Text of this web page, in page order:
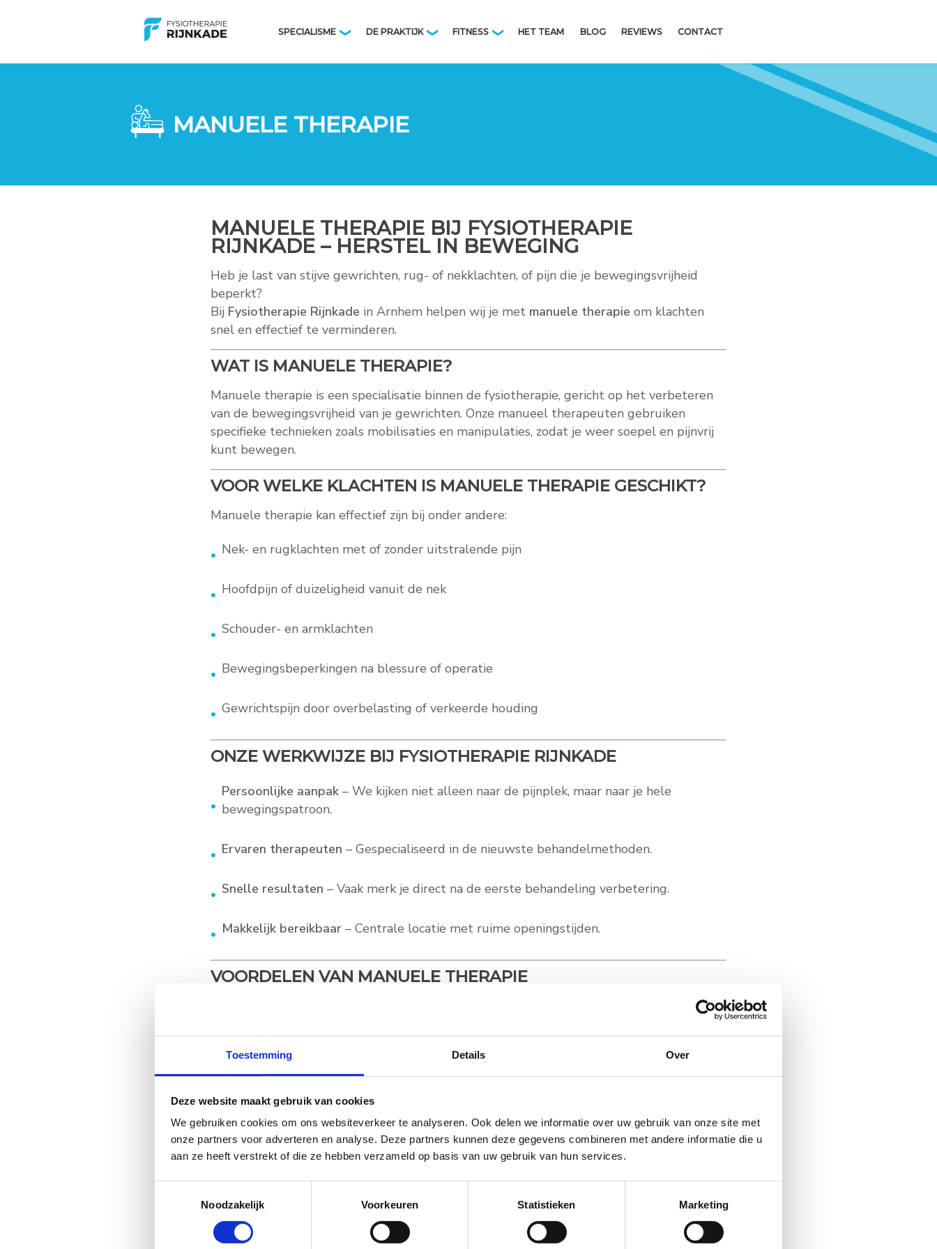
Toestemming Details Over
Deze website maakt gebruik van cookies
We gebruiken cookies om ons websiteverkeer te analyseren. Ook delen we informatie over uw gebruik van onze site met
onze partners voor adverteren en analyse. Deze partners kunnen deze gegevens combineren met andere informatie die u
aan ze heeft verstrekt of die ze hebben verzameld op basis van uw gebruik van hun services.
Noodzakelijk
Voorkeuren Statistieken Marketing
SPECIALISME ❯ DE PRAKTIJK ❯ FITNESS ❯ HET TEAM BLOG REVIEWS CONTACT
MANUELE THERAPIE
MANUELE THERAPIE BIJ FYSIOTHERAPIE
RIJNKADE – HERSTEL IN BEWEGING
Heb je last van stijve gewrichten, rug- of nekklachten, of pijn die je bewegingsvrijheid
beperkt?
Bij Fysiotherapie Rijnkade in Arnhem helpen wij je met manuele therapie om klachten
snel en effectief te verminderen.
WAT IS MANUELE THERAPIE?
Manuele therapie is een specialisatie binnen de fysiotherapie, gericht op het verbeteren
van de bewegingsvrijheid van je gewrichten. Onze manueel therapeuten gebruiken
specifieke technieken zoals mobilisaties en manipulaties, zodat je weer soepel en pijnvrij
kunt bewegen.
VOOR WELKE KLACHTEN IS MANUELE THERAPIE GESCHIKT?
Manuele therapie kan effectief zijn bij onder andere:
Nek- en rugklachten met of zonder uitstralende pijn
Hoofdpijn of duizeligheid vanuit de nek
Schouder- en armklachten
Bewegingsbeperkingen na blessure of operatie
Gewrichtspijn door overbelasting of verkeerde houding
ONZE WERKWIJZE BIJ FYSIOTHERAPIE RIJNKADE
Persoonlijke aanpak – We kijken niet alleen naar de pijnplek, maar naar je hele
bewegingspatroon.
Ervaren therapeuten – Gespecialiseerd in de nieuwste behandelmethoden.
Snelle resultaten – Vaak merk je direct na de eerste behandeling verbetering.
Makkelijk bereikbaar – Centrale locatie met ruime openingstijden.
VOORDELEN VAN MANUELE THERAPIE
Minder pijn
Verbeterde houding
AFSPRAAK MAKEN VOOR MANUELE THERAPIE